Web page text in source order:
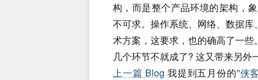
构，而是整个产品环境的架构，象
不可求。操作系统、网络、数据
术方案，这要求，也的确高了一
几个环节不就成了? 这又带来另外
上一篇 Blog 我提到五月份的”侠